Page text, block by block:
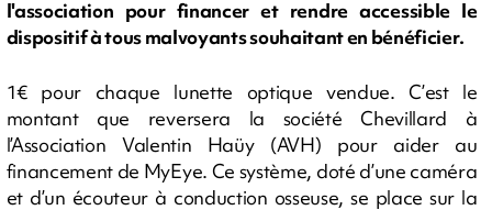
l'association pour financer et rendre accessible le
dispositif à tous malvoyants souhaitant en bénéficier.
1€ pour chaque lunette optique vendue. C’est le
montant que reversera la société Chevillard à
l’Association Valentin Haüy (AVH) pour aider au
financement de MyEye. Ce système, doté d’une caméra
et d’un écouteur à conduction osseuse, se place sur la